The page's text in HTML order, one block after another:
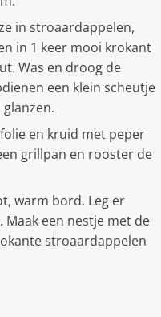
in stroaardappelen,
in 1 keer mooi krokant
Was en droog de
een klein scheutje
en kruid met peper
grillpan en rooster de
warm bord. Leg er
een nestje met de
stroaardappelen